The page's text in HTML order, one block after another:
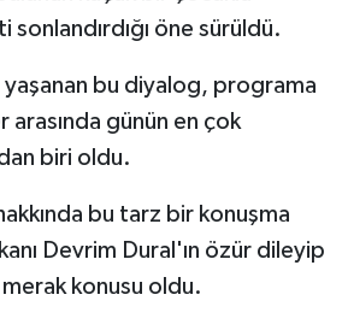
sonlandırdığı öne sürüldü.
yaşanan bu diyalog, programa
arasında günün en çok
biri oldu.
bu tarz bir konuşma
Devrim Dural'ın özür dileyip
konusu oldu.